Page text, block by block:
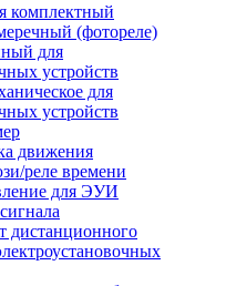
комплектный
(фотореле)
для
устройств
для
устройств
движения
реле времени
для ЭУИ
дистанционного